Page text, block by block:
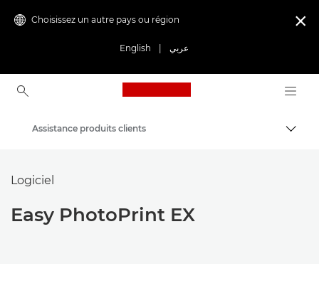
Choisissez un autre pays ou région
English عربي

Canon Logo, back to
Assistance produits clients
Logiciel
Easy PhotoPrint EX